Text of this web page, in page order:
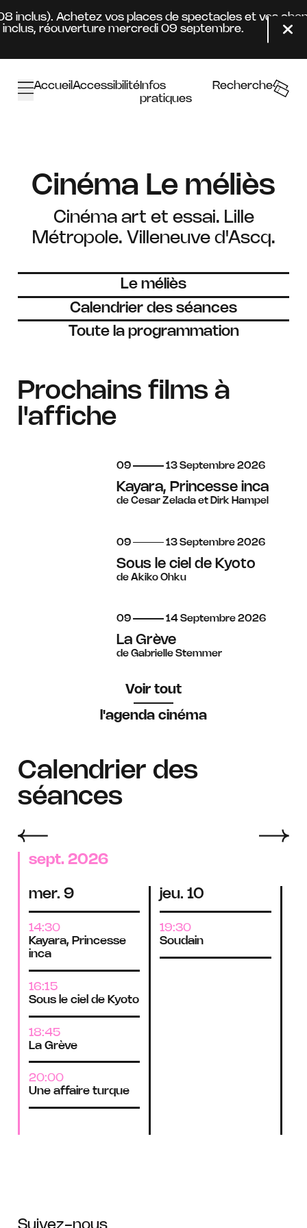
inclus). Achetez vos places de spectacles et vos
réouverture mercredi 09 septembre.
AccueilAccessibilitéInfos
pratiques
Recherche
Cinéma Le méliès
Cinéma art et essai. Lille
Métropole. Villeneuve d'Ascq.
Le méliès
Calendrier des séances
Toute la programmation
Prochains films à
l'affiche
du
09 au
13 septembre
Septembre 2026
Kayara, Princesse inca
de Cesar Zelada et Dirk Hampel
du
09 au
13 septembre
Septembre 2026
Sous le ciel de Kyoto
de Akiko Ohku
du
09 au
14 septembre
Septembre 2026
La Grève
de Gabrielle Stemmer
Voir tout
l'agenda cinéma
Calendrier des
séances
sept. 2026
mer. 9
14:30
Kayara, Princesse
inca
16:15
Sous le ciel de Kyoto
18:45
La Grève
20:00
Une affaire turque
jeu. 10
19:30
Soudain
Suivez-nous